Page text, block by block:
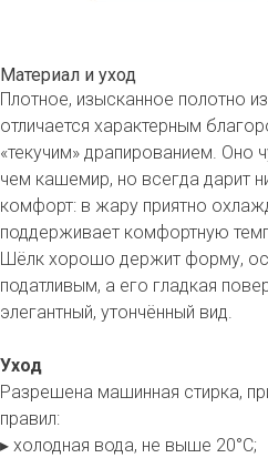
Материал и уход
Плотное, изысканное полотно
отличается характерным
«текучим» драпированием. Оно
чем кашемир, но всегда дарит
комфорт: в жару приятно
поддерживает комфортную
Шёлк хорошо держит форму,
податливым, а его гладкая
элегантный, утончённый вид.
Уход
Разрешена машинная стирка,
правил:
▸ холодная вода, не выше 20°С;